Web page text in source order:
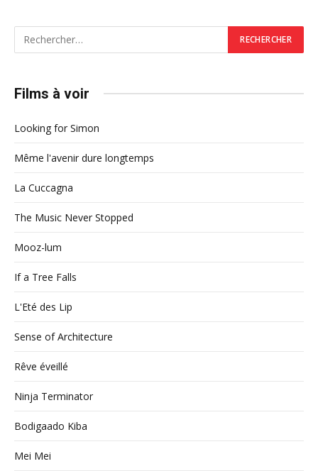
Films à voir
Looking for Simon
Même l'avenir dure longtemps
La Cuccagna
The Music Never Stopped
Mooz-lum
If a Tree Falls
L'Eté des Lip
Sense of Architecture
Rêve éveillé
Ninja Terminator
Bodigaado Kiba
Mei Mei